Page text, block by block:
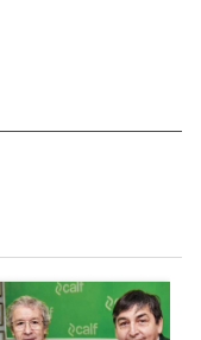
despidió a Jorge
de tendencia con